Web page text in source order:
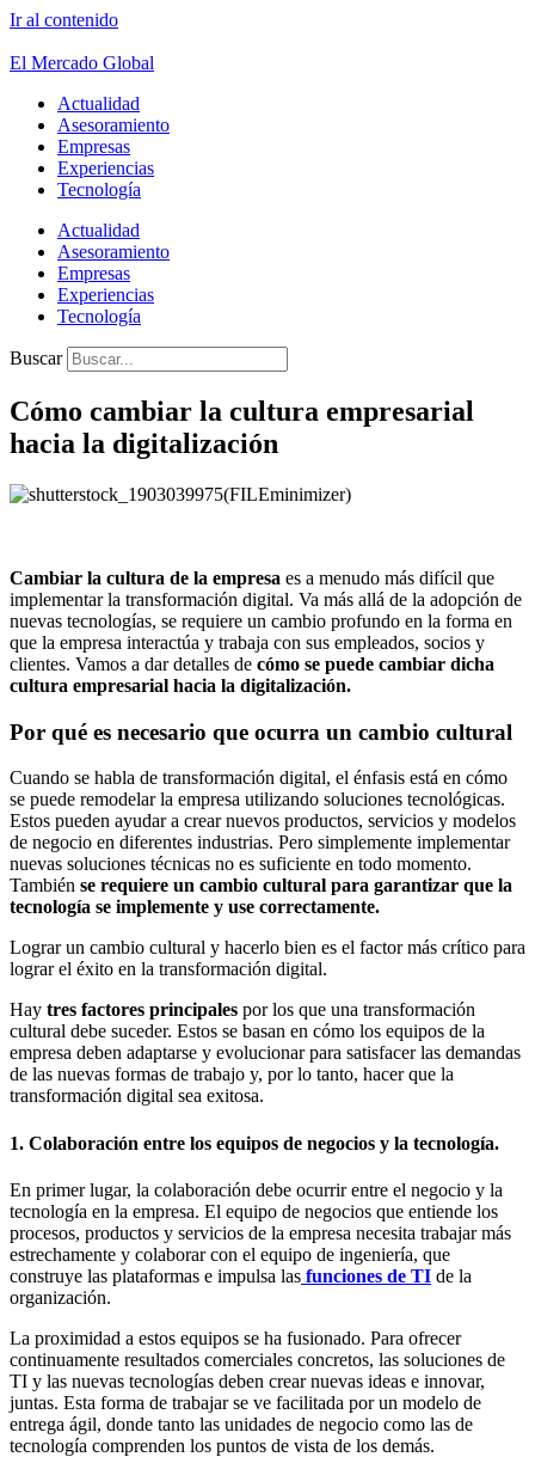
Ir al contenido
El Mercado Global
Actualidad
Asesoramiento
Empresas
Experiencias
Tecnología
Actualidad
Asesoramiento
Empresas
Experiencias
Tecnología
Buscar
Cómo cambiar la cultura empresarial
hacia la digitalización
Cambiar la cultura de la empresa es a menudo más difícil que
implementar la transformación digital. Va más allá de la adopción de
nuevas tecnologías, se requiere un cambio profundo en la forma en
que la empresa interactúa y trabaja con sus empleados, socios y
clientes. Vamos a dar detalles de cómo se puede cambiar dicha
cultura empresarial hacia la digitalización.
Por qué es necesario que ocurra un cambio cultural
Cuando se habla de transformación digital, el énfasis está en cómo
se puede remodelar la empresa utilizando soluciones tecnológicas.
Estos pueden ayudar a crear nuevos productos, servicios y modelos
de negocio en diferentes industrias. Pero simplemente implementar
nuevas soluciones técnicas no es suficiente en todo momento.
También se requiere un cambio cultural para garantizar que la
tecnología se implemente y use correctamente.
Lograr un cambio cultural y hacerlo bien es el factor más crítico para
lograr el éxito en la transformación digital.
Hay tres factores principales por los que una transformación
cultural debe suceder. Estos se basan en cómo los equipos de la
empresa deben adaptarse y evolucionar para satisfacer las demandas
de las nuevas formas de trabajo y, por lo tanto, hacer que la
transformación digital sea exitosa.
1. Colaboración entre los equipos de negocios y la tecnología.
En primer lugar, la colaboración debe ocurrir entre el negocio y la
tecnología en la empresa. El equipo de negocios que entiende los
procesos, productos y servicios de la empresa necesita trabajar más
estrechamente y colaborar con el equipo de ingeniería, que
construye las plataformas e impulsa las funciones de TI de la
organización.
La proximidad a estos equipos se ha fusionado. Para ofrecer
continuamente resultados comerciales concretos, las soluciones de
TI y las nuevas tecnologías deben crear nuevas ideas e innovar,
juntas. Esta forma de trabajar se ve facilitada por un modelo de
entrega ágil, donde tanto las unidades de negocio como las de
tecnología comprenden los puntos de vista de los demás.